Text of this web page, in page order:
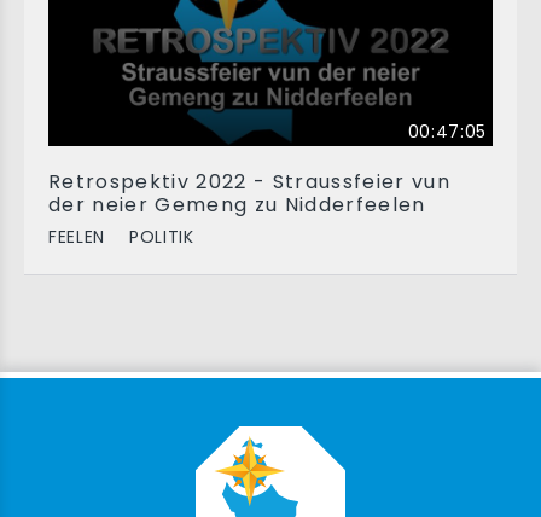
00:47:05
Retrospektiv 2022 - Straussfeier vun
der neier Gemeng zu Nidderfeelen
FEELEN POLITIK